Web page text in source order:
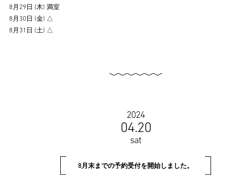
8月29日 (木) 満室
8月30日 (金) △
8月31日 (土) △
2024
04.20
sat
8月末までの予約受付を開始しました。